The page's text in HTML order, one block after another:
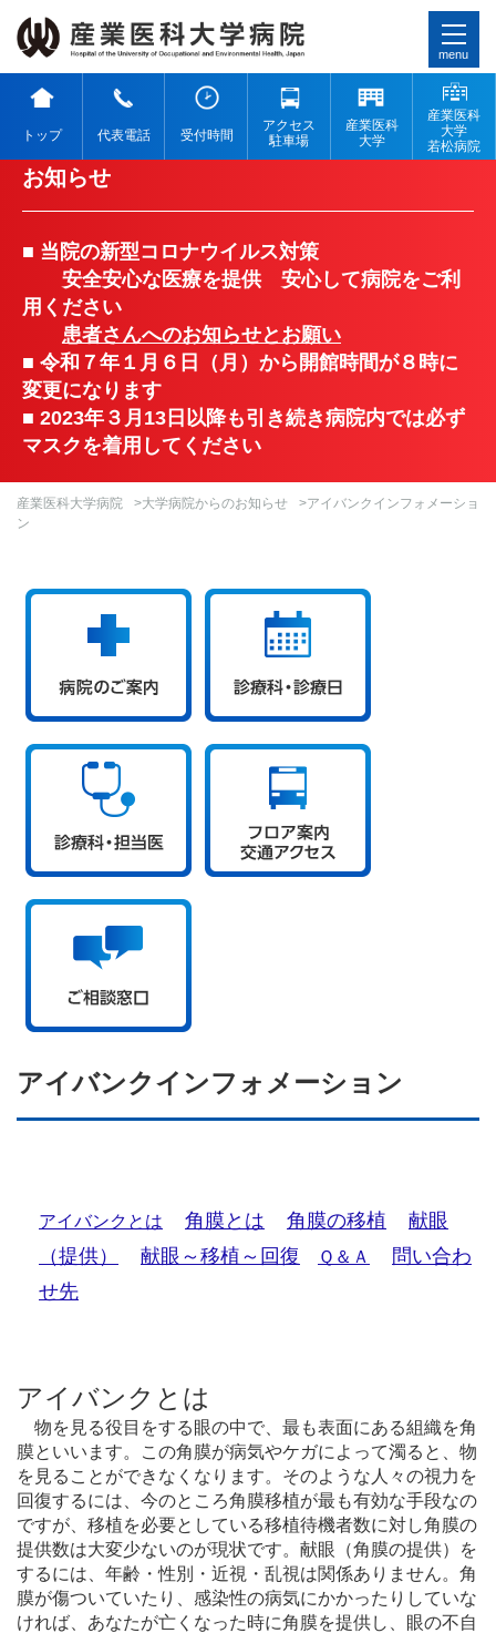
menu
お知らせ
■ 当院の新型コロナウイルス対策
安全安心な医療を提供 安心して病院をご利
用ください
患者さんへのお知らせとお願い
■ 令和７年１月６日（月）から開館時間が８時に
変更になります
■ 2023年３月13日以降も引き続き病院内では必ず
マスクを着用してください
トップ 代表電話 受付時間
アクセス
駐車場
産業医科
大学
産業医科
大学
若松病院
産業医科大学病院 >大学病院からのお知らせ
>アイバンクインフォメーショ
ン
アイバンクインフォメーション
アイバンクとは 角膜とは 角膜の移植
献眼
（提供）
献眼～移植～回復 Ｑ＆Ａ
問い合わ
せ先
アイバンクとは
物を見る役目をする眼の中で、最も表面にある組織を角
膜といいます。この角膜が病気やケガによって濁ると、物
を見ることができなくなります。そのような人々の視力を
回復するには、今のところ角膜移植が最も有効な手段なの
ですが、移植を必要としている移植待機者数に対し角膜の
提供数は大変少ないのが現状です。献眼（角膜の提供）を
するには、年齢・性別・近視・乱視は関係ありません。角
膜が傷ついていたり、感染性の病気にかかったりしていな
ければ、あなたが亡くなった時に角膜を提供し、眼の不自